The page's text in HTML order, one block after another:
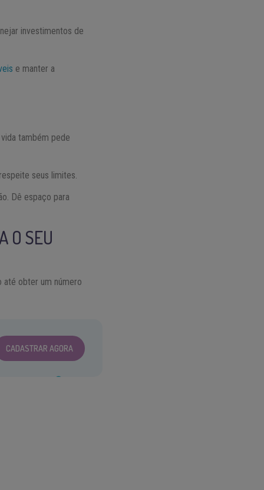
investimentos de
e manter a
também pede
seus limites.
Dê espaço para
O SEU
até obter um número
CADASTRAR AGORA